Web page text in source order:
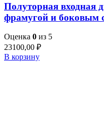
Полуторная входная
фрамугой и боковым
Оценка 0 из 5
23100,00 ₽
В корзину